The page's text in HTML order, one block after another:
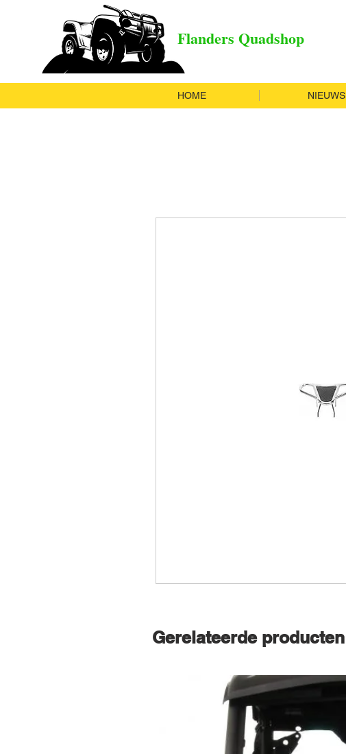
Flanders Quadshop
HOME NIEUWS
Gerelateerde producten